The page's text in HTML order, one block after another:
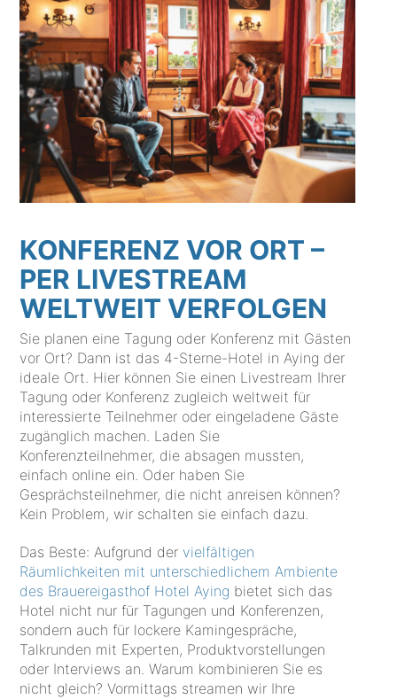
KONFERENZ VOR ORT –
PER LIVESTREAM
WELTWEIT VERFOLGEN
Sie planen eine Tagung oder Konferenz mit Gästen
vor Ort? Dann ist das 4-Sterne-Hotel in Aying der
ideale Ort. Hier können Sie einen Livestream Ihrer
Tagung oder Konferenz zugleich weltweit für
interessierte Teilnehmer oder eingeladene Gäste
zugänglich machen. Laden Sie
Konferenzteilnehmer, die absagen mussten,
einfach online ein. Oder haben Sie
Gesprächsteilnehmer, die nicht anreisen können?
Kein Problem, wir schalten sie einfach dazu.
Das Beste: Aufgrund dervielfältigen
Räumlichkeiten mit unterschiedlichem Ambiente
des Brauereigasthof Hotel Aying bietet sich das
Hotel nicht nur für Tagungen und Konferenzen,
sondern auch für lockere Kamingespräche,
Talkrunden mit Experten, Produktvorstellungen
oder Interviews an. Warum kombinieren Sie es
nicht gleich? Vormittags streamen wir Ihre